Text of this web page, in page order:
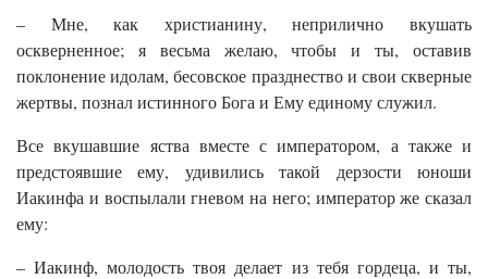
– Мне, как христианину, неприлично вкушать
оскверненное; я весьма желаю, чтобы и ты, оставив
поклонение идолам, бесовское празднество и свои скверные
жертвы, познал истинного Бога и Ему единому служил.
Все вкушавшие яства вместе с императором, а также и
предстоявшие ему, удивились такой дерзости юноши
Иакинфа и воспылали гневом на него; император же сказал
ему:
– Иакинф, молодость твоя делает из тебя гордеца, и ты,